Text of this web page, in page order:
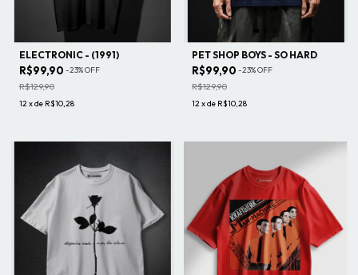
ELECTRONIC - (1991)
R$99,90 -23%OFF
R$129,90
12xde R$10,28
PET SHOP BOYS - SO HARD
R$99,90 -23%OFF
R$129,90
12xde R$10,28